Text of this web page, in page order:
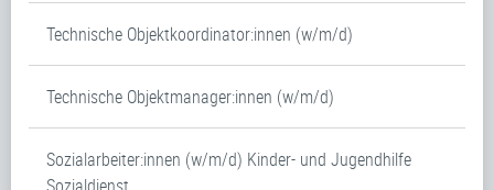
Technische Objektkoordinator:innen (w/m/d)
Technische Objektmanager:innen (w/m/d)
Sozialarbeiter:innen (w/m/d) Kinder- und Jugendhilfe